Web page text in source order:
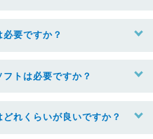
要ですか？
トは必要ですか？
れくらいが良いですか？